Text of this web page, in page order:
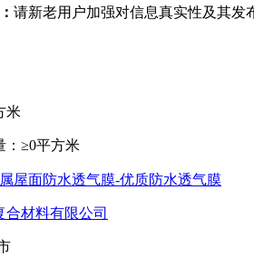
请新老用户加强对信息真实性及其发
米
≥0平方米
屋面防水透气膜-优质防水透气膜
合材料有限公司